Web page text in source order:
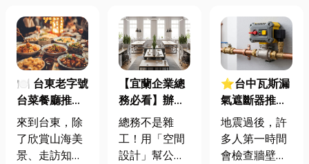
🍽️ 台東老字號
台菜餐廳推薦
｜在地人聚餐
首選，經典合
菜一次滿足
來到台東，除
了欣賞山海美
景、走訪知名
【宜蘭企業總
務必看】辦公
室如何打造高
效能職場？從
辦公桌椅、系
總務不是雜
工！用「空間
設計」幫公司
⭐台中瓦斯漏
氣遮斷器推薦
廠商在這！地
震氣爆怎麼
防？警報器與
地震過後，許
多人第一時間
會檢查牆壁裂